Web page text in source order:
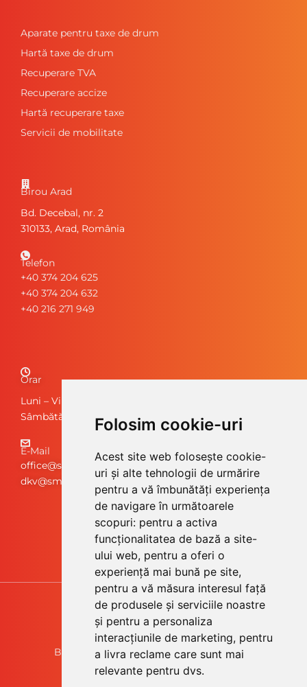
Folosim cookie-uri
Acest site web folosește cookie-
uri și alte tehnologii de urmărire
pentru a vă îmbunătăți experiența
de navigare în următoarele
scopuri: pentru a activa
funcționalitatea de bază a site-
ului web, pentru a oferi o
experiență mai bună pe site,
pentru a vă măsura interesul față
de produsele și serviciile noastre
și pentru a personaliza
interacțiunile de marketing, pentru
a livra reclame care sunt mai
relevante pentru dvs.
Aparate pentru taxe de drum
Hartă taxe de drum
Recuperare TVA
Recuperare accize
Hartă recuperare taxe
Servicii de mobilitate
Birou Arad
Bd. Decebal, nr. 2
310133, Arad, România
Telefon
+40 374 204 625
+40 374 204 632
+40 216 271 949
Orar
Luni – Vineri: 08:00 – 17:00
Sâmbătă, Duminică: Închis
E-Mail
office@smartdiesel.ro
dkv@smartdiesel.ro
Smart Diesel, a DKV company
Bulevardul Decebal, nr. 2 – Arad, România
CUI RO26720463